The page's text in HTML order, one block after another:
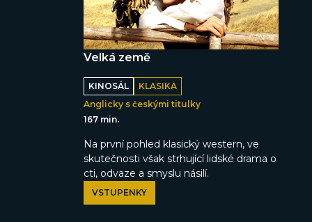
Velká země
KINOSÁL
KLASIKA
Anglicky s českými titulky
167 min.
Na první pohled klasický western, ve
skutečnosti však strhující lidské drama o
cti, odvaze a smyslu násilí.
VSTUPENKY